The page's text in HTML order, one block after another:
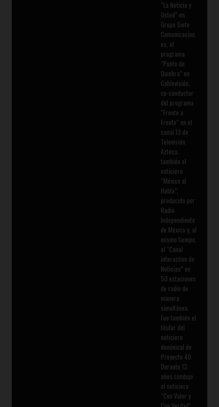
“La Noticia y
Usted” en
Grupo Siete
Comunicacion
es, el
programa
“Punto de
Quiebra” en
Cablevisión,
co-conductor
del programa
“Frente a
Frente” en el
canal 13 de
Televisión
Azteca;
también el
noticiero
“México al
Habla”,
producido por
Radio
Independiente
de México y, al
mismo tiempo,
el “Canal
interactivo de
Noticias” en
50 estaciones
de radio de
manera
simultánea.
Fue también el
titular del
noticiero
dominical de
Proyecto 40.
Durante 13
años condujo
el noticiero
“Con Valor y